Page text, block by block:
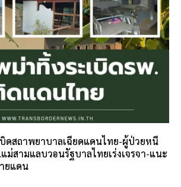
ดสถาพยาบาลเฉียดแดนไทย-ผู้ป่วยหนี
ม่สามแลบวอนรัฐบาลไทยเร่งเจรจา-แนะ
ยแดน